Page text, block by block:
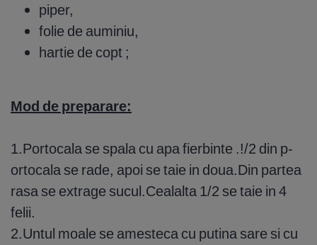
piper,
folie de auminiu,
hartie de copt ;
Mod de preparare:
1.Portocala se spala cu apa fierbinte .!/2 din p-
ortocala se rade, apoi se taie in doua.Din partea
rasa se extrage sucul.Cealalta 1/2 se taie in 4
felii.
2.Untul moale se amesteca cu putina sare si cu